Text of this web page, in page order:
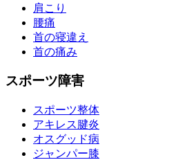
肩こり
腰痛
首の寝違え
首の痛み
スポーツ障害
スポーツ整体
アキレス腱炎
オスグッド病
ジャンパー膝